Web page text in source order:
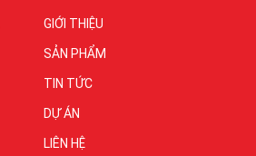
GIỚI THIỆU
SẢN PHẨM
TIN TỨC
DỰ ÁN
LIÊN HỆ